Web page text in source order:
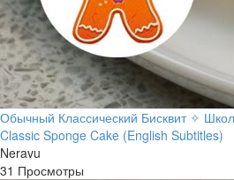
Обычный Классический Бисквит ✧
Classic Sponge Cake (English Subtitles)
Neravu
31 Просмотры